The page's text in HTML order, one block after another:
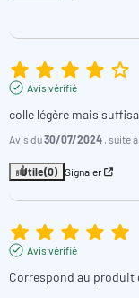
Avis vérifié
colle légère mais
Avis du30/07/2024 , suite
Utile(0) Signaler
Avis vérifié
Correspond au produit